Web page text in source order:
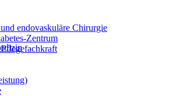
endovaskuläre Chirurgie
Zentrum